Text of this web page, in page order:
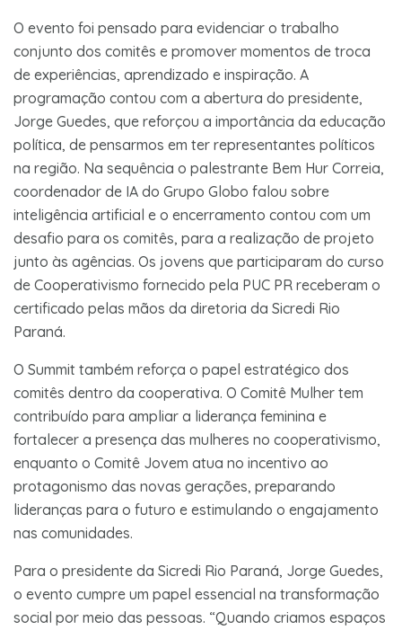
O evento foi pensado para evidenciar o trabalho
conjunto dos comitês e promover momentos de troca
de experiências, aprendizado e inspiração. A
programação contou com a abertura do presidente,
Jorge Guedes, que reforçou a importância da educação
política, de pensarmos em ter representantes políticos
na região. Na sequência o palestrante Bem Hur Correia,
coordenador de IA do Grupo Globo falou sobre
inteligência artificial e o encerramento contou com um
desafio para os comitês, para a realização de projeto
junto às agências. Os jovens que participaram do curso
de Cooperativismo fornecido pela PUC PR receberam o
certificado pelas mãos da diretoria da Sicredi Rio
Paraná.
O Summit também reforça o papel estratégico dos
comitês dentro da cooperativa. O Comitê Mulher tem
contribuído para ampliar a liderança feminina e
fortalecer a presença das mulheres no cooperativismo,
enquanto o Comitê Jovem atua no incentivo ao
protagonismo das novas gerações, preparando
lideranças para o futuro e estimulando o engajamento
nas comunidades.
Para o presidente da Sicredi Rio Paraná, Jorge Guedes,
o evento cumpre um papel essencial na transformação
social por meio das pessoas. “Quando criamos espaços